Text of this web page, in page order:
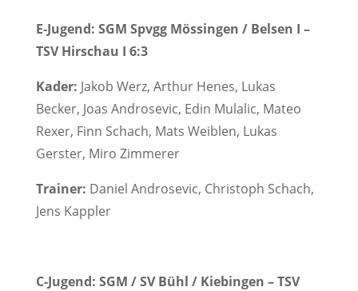
E-Jugend: SGM Spvgg Mössingen / Belsen I –
TSV Hirschau I 6:3
Kader: Jakob Werz, Arthur Henes, Lukas
Becker, Joas Androsevic, Edin Mulalic, Mateo
Rexer, Finn Schach, Mats Weiblen, Lukas
Gerster, Miro Zimmerer
Trainer: Daniel Androsevic, Christoph Schach,
Jens Kappler
C-Jugend: SGM / SV Bühl / Kiebingen – TSV